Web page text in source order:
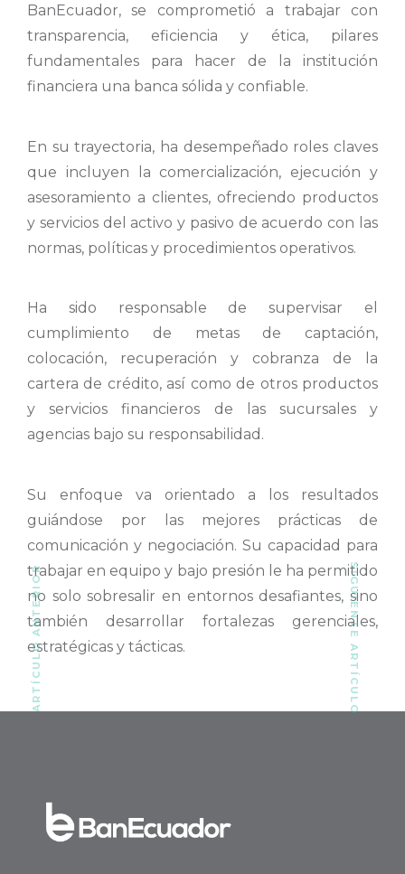
BanEcuador, se comprometió a trabajar con
transparencia, eficiencia y ética, pilares
fundamentales para hacer de la institución
financiera una banca sólida y confiable.
En su trayectoria, ha desempeñado roles claves
que incluyen la comercialización, ejecución y
asesoramiento a clientes, ofreciendo productos
y servicios del activo y pasivo de acuerdo con las
normas, políticas y procedimientos operativos.
Ha sido responsable de supervisar el
cumplimiento de metas de captación,
colocación, recuperación y cobranza de la
cartera de crédito, así como de otros productos
y servicios financieros de las sucursales y
agencias bajo su responsabilidad.
Su enfoque va orientado a los resultados
guiándose por las mejores prácticas de
comunicación y negociación. Su capacidad para
trabajar en equipo y bajo presión le ha permitido
no solo sobresalir en entornos desafiantes, sino
también desarrollar fortalezas gerenciales,
estratégicas y tácticas.
ARTÍCULO ANTERIOR SIGUIENTE ARTÍCULO